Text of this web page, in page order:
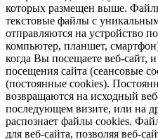
которых размещен выше.
текстовые файлы с
отправляются на устройство
компьютер, планшет, смартфон)
когда Вы посещаете веб-сайт,
посещения сайта (сеансовые
(постоянные cookies).
возвращаются на исходный
последующем визите, или на
распознает файлы cookies.
для веб-сайта, позволяя веб-